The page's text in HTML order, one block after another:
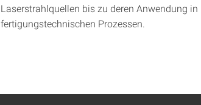
Laserstrahlquellen bis zu deren Anwendung in
fertigungstechnischen Prozessen.